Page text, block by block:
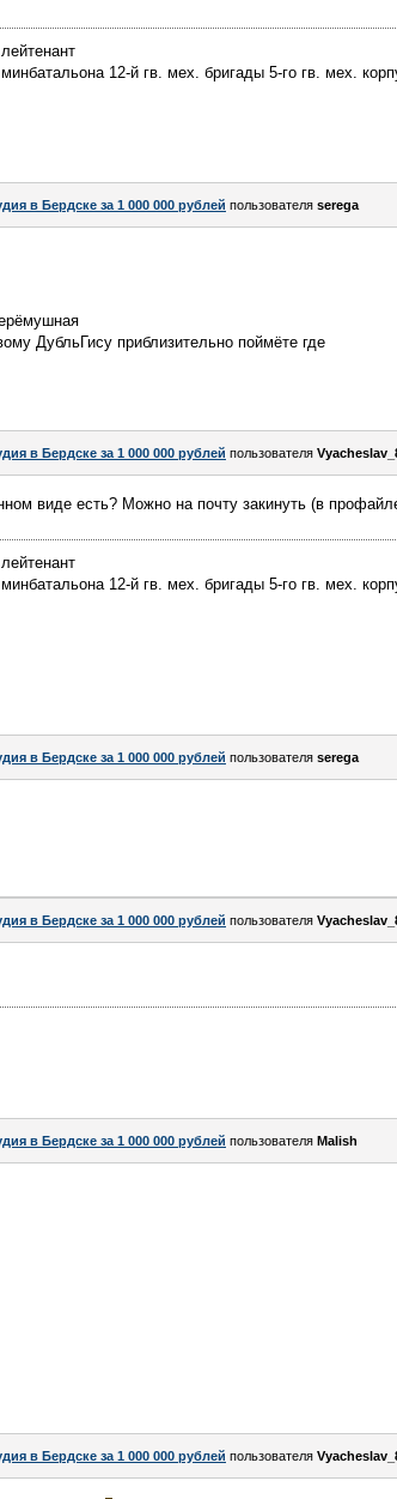
12-й гв. мех. бригады 5-го гв. мех.
в Бердске за 1 000 000 рублей пользователя serega
ДубльГису приблизительно поймёте где
в Бердске за 1 000 000 рублей пользователя
виде есть? Можно на почту закинуть (в
12-й гв. мех. бригады 5-го гв. мех.
в Бердске за 1 000 000 рублей пользователя serega
в Бердске за 1 000 000 рублей пользователя
в Бердске за 1 000 000 рублей пользователя Malish
в Бердске за 1 000 000 рублей пользователя